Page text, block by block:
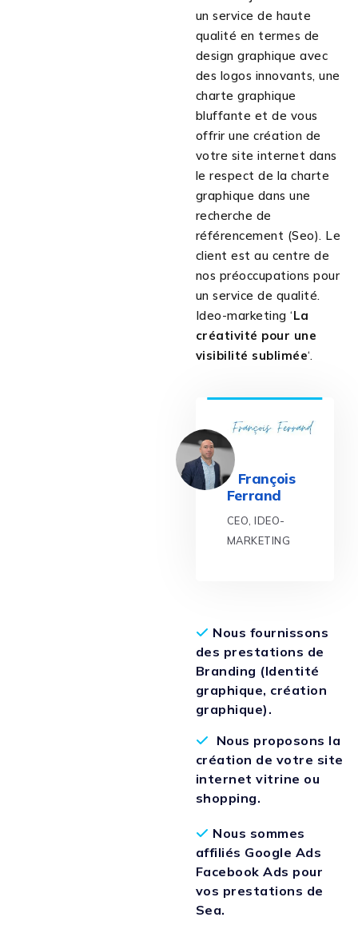
un service de haute
qualité en termes de
design graphique avec
des logos innovants, une
charte graphique
bluffante et de vous
offrir une création de
votre site internet dans
le respect de la charte
graphique dans une
recherche de
référencement (Seo). Le
client est au centre de
nos préoccupations pour
un service de qualité.
Ideo-marketing ‘La
créativité pour une
visibilité sublimée‘.
François
Ferrand
CEO, IDEO-
MARKETING
Nous fournissons
des prestations de
Branding (Identité
graphique, création
graphique).
Nous proposons la
création de votre site
internet vitrine ou
shopping.
Nous sommes
affiliés Google Ads
Facebook Ads pour
vos prestations de
Sea.